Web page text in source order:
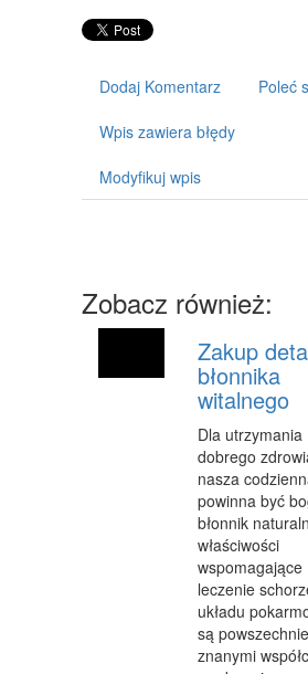
CZĘŚCI
PUBLIC
AGENCJE
MATERIAŁY
INNE AGENCJE
GIMNASTYKA
IMPREZY
HOBBY
BRANŻE
Dodaj Komentarz Poleć
Wpis zawiera błędy
Modyfikuj wpis
Zobacz również:
Zakup
błonnika
witalnego
Dla utrzymania
dobrego
nasza
powinna być
błonnik
właściwości
wspomagające
leczenie
układu
są powszechnie
znanymi